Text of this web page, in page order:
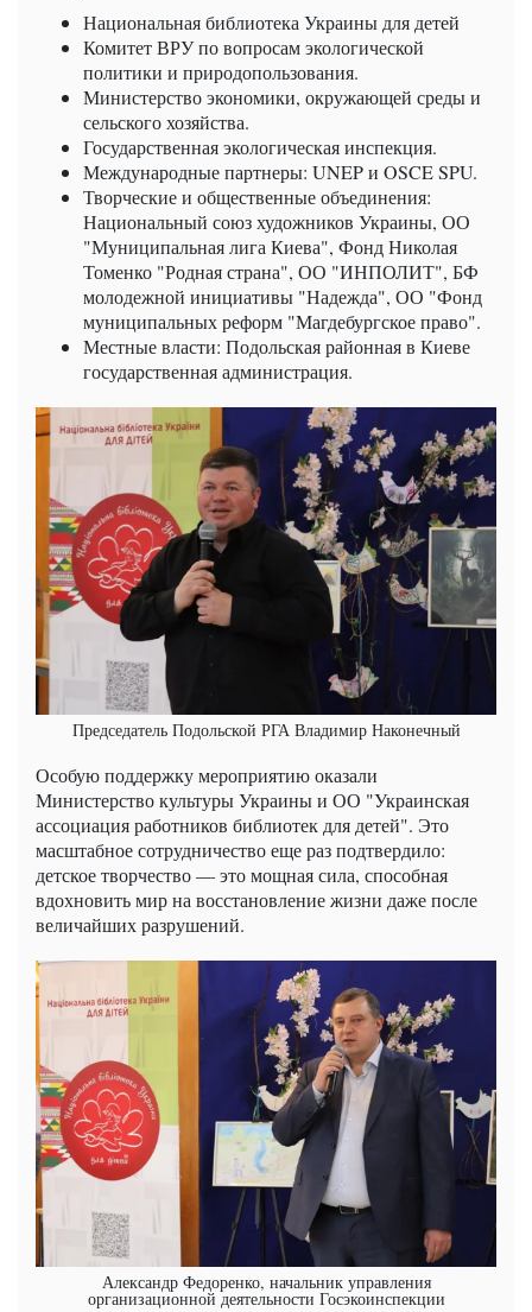
Национальная библиотека Украины для детей
Комитет ВРУ по вопросам экологической
политики и природопользования.
Министерство экономики, окружающей среды и
сельского хозяйства.
Государственная экологическая инспекция.
Международные партнеры: UNEP и OSCE SPU.
Творческие и общественные объединения:
Национальный союз художников Украины, ОО
"Муниципальная лига Киева", Фонд Николая
Томенко "Родная страна", ОО "ИНПОЛИТ", БФ
молодежной инициативы "Надежда", ОО "Фонд
муниципальных реформ "Магдебургское право".
Местные власти: Подольская районная в Киеве
государственная администрация.
Председатель Подольской РГА Владимир Наконечный
Особую поддержку мероприятию оказали
Министерство культуры Украины и ОО "Украинская
ассоциация работников библиотек для детей". Это
масштабное сотрудничество еще раз подтвердило:
детское творчество — это мощная сила, способная
вдохновить мир на восстановление жизни даже после
величайших разрушений.
Александр Федоренко, начальник управления
организационной деятельности Госэкоинспекции